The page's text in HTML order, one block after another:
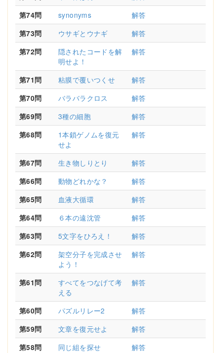
第74問
synonyms
解答
第73問
ウサギとウナギ
解答
第72問
隠されたコードを解
明せよ！
解答
第71問 粘膜で覆いつくせ
解答
第70問
バラバラクロス
解答
第69問
3種の細胞
解答
第68問
1本鎖ゲノムを復元
せよ
解答
第67問 生き物しりとり
解答
第66問
動物どれかな？
解答
第65問
血液大循環
解答
第64問
６本の遠沈管
解答
第63問
5文字をひろえ！
解答
第62問
架空分子を完成させ
よう！
解答
第61問
すべてをつなげて考
える
解答
第60問 パズルリレー2
解答
第59問
文章を復元せよ
解答
第58問
同じ組を探せ
解答